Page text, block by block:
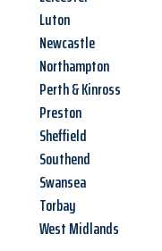
Luton
Newcastle
Northampton
Perth & Kinross
Preston
Sheffield
Southend
Swansea
Torbay
West Midlands